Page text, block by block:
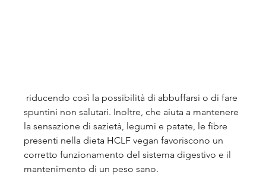
spuntini non salutari. Inoltre, che aiuta a mantenere
la sensazione di sazietà, legumi e patate, le fibre
presenti nella dieta HCLF vegan favoriscono un
corretto funzionamento del sistema digestivo e il
mantenimento di un peso sano.